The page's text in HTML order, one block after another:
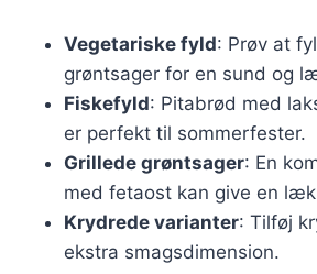
Vegetariske fyld: Prøv at
grøntsager for en sund og
Fiskefyld: Pitabrød med
er perfekt til sommerfester.
Grillede grøntsager: En
med fetaost kan give en
Krydrede varianter: Tilføj
ekstra smagsdimension.